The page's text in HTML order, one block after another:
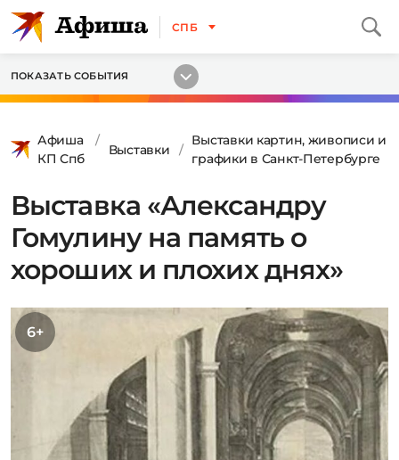
СПБ
ПОКАЗАТЬ СОБЫТИЯ
Афиша
КП Спб
Выставки
Выставки картин, живописи и
графики в Санкт-Петербурге
Выставка «Александру
Гомулину на память о
хороших и плохих днях»
6+